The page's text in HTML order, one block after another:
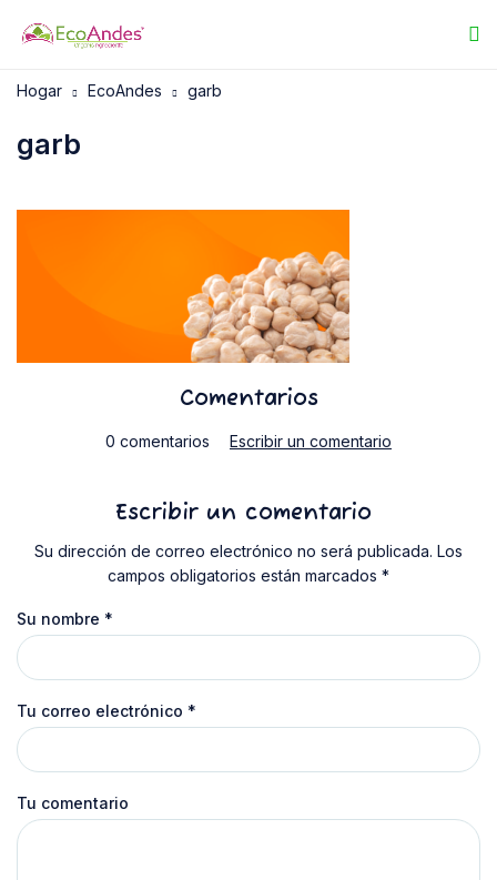
garb
Hogar EcoAndes garb
Comentarios
0 comentarios Escribir un comentario
Escribir un comentario
Su dirección de correo electrónico no será publicada. Los
campos obligatorios están marcados *
Su nombre *
Tu correo electrónico *
Tu comentario